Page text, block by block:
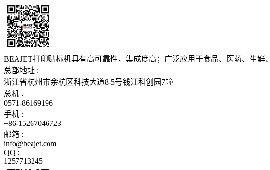
BEAJET打印贴标机具有高可靠性，集成度高；广泛应用于食品、医药、生鲜
总部地址 :
浙江省杭州市余杭区科技大道8-5号钱江科创园7幢
总机 :
0571-86169196
手机 :
+86-15267046723
邮箱 :
info@beajet.com
QQ :
1257713245